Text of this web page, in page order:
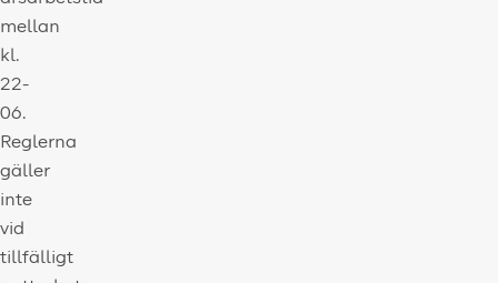
mellan
kl.
22-
06.
Reglerna
gäller
inte
vid
tillfälligt